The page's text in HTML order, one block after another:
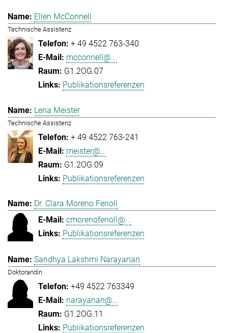
Ellen McConnell
Technische Assistenz
+ 49 4522 763-340
mcconnell@...
G1.2OG.07
Publikationsreferenzen
Lena Meister
Technische Assistenz
+ 49 4522 763-241
meister@...
G1.2OG.09
Publikationsreferenzen
Dr. Clara Moreno Fenoll
cmorenofenoll@...
Publikationsreferenzen
Sandhya Lakshmi Narayanan
Doktorandin
+49 4522 763349
narayanan@...
G1.2OG.11
Publikationsreferenzen